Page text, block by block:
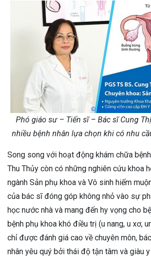
Phó giáo sư – Tiến sĩ – Bác sĩ Cung
nhiều bệnh nhân lựa chọn khi có nhu
Song song với hoạt động khám chữa
Thu Thủy còn có những nghiên cứu khoa
ngành Sản phụ khoa và Vô sinh hiếm
của bác sĩ đóng góp không nhỏ vào sự
học nước nhà và mang đến hy vọng cho
bệnh phụ khoa khó điều trị (u nang, u xơ,
chỉ được đánh giá cao về chuyên môn,
nhân yêu quý bởi thái độ tận tâm và giàu